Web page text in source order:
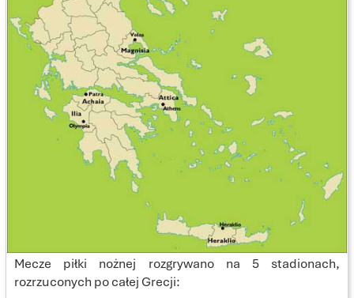
Mecze piłki nożnej rozgrywano na 5 stadionach,
rozrzuconych po całej Grecji: